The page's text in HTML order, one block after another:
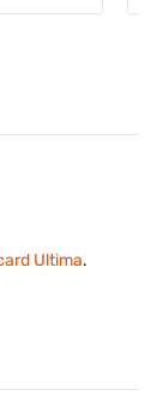
Ultima.